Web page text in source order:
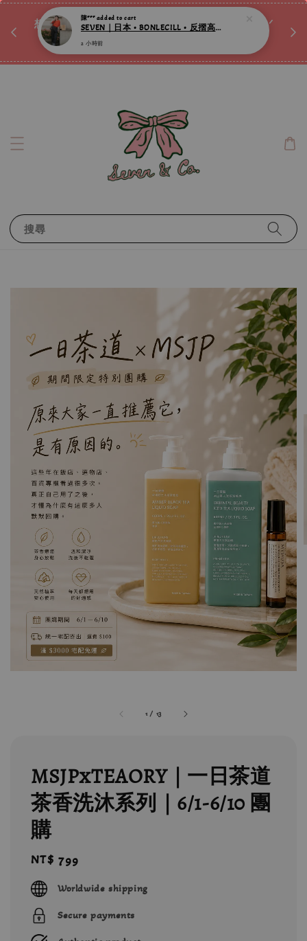
想訂製屬於自己的『水晶手鍊』嗎ꕀ♡ 私訊我們.ᐟ.ᐟ
📣Instagram 這邊按下去
搜尋
1 / 13
MSJPxTEAORY｜一日茶道
茶香洗沐系列｜6/1-6/10 團
購
Regular
price
NT$ 799
Worldwide shipping
Secure payments